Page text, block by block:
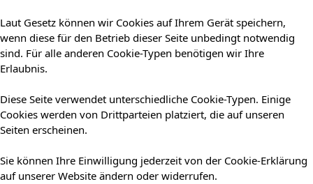
Laut Gesetz können wir Cookies auf Ihrem Gerät speichern,
wenn diese für den Betrieb dieser Seite unbedingt notwendig
sind. Für alle anderen Cookie-Typen benötigen wir Ihre
Erlaubnis.
Diese Seite verwendet unterschiedliche Cookie-Typen. Einige
Cookies werden von Drittparteien platziert, die auf unseren
Seiten erscheinen.
Sie können Ihre Einwilligung jederzeit von der Cookie-Erklärung
auf unserer Website ändern oder widerrufen.